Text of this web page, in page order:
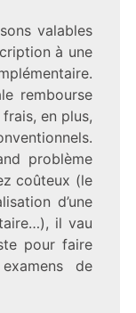
valables
à une
rembourse
en plus,
problème
coûteux (le
d’une
il vau
pour faire
de